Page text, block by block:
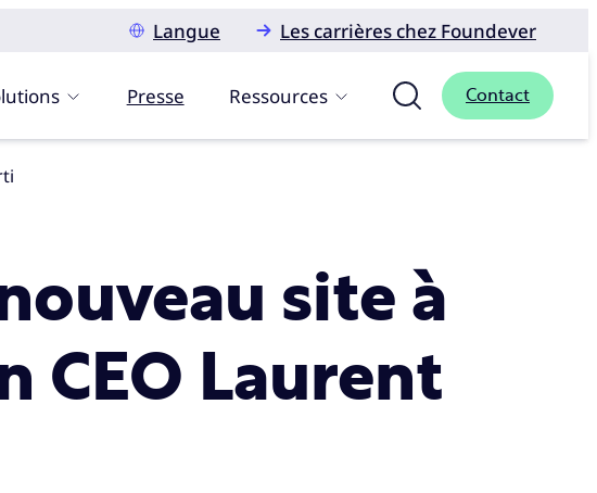
Langue
Les carrières chez Foundever
Presse Ressources Contact
site à
CEO Laurent